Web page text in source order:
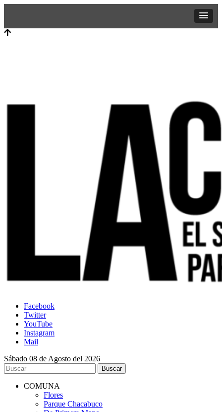
Facebook
Twitter
YouTube
Instagram
Mail
Sábado 08 de Agosto del 2026
COMUNA
Flores
Parque Chacabuco